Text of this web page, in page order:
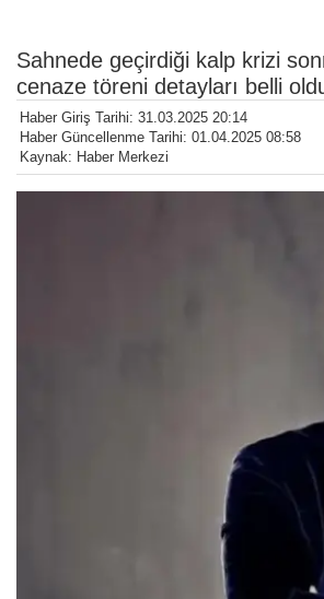
Sahnede geçirdiği kalp krizi
cenaze töreni detayları belli
Haber Giriş Tarihi: 31.03.2025 20:14
Haber Güncellenme Tarihi: 01.04.2025 08:58
Kaynak: Haber Merkezi